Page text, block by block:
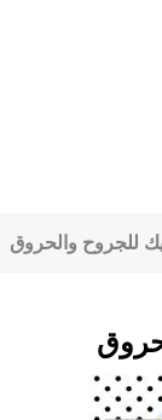
للجروح والحروق